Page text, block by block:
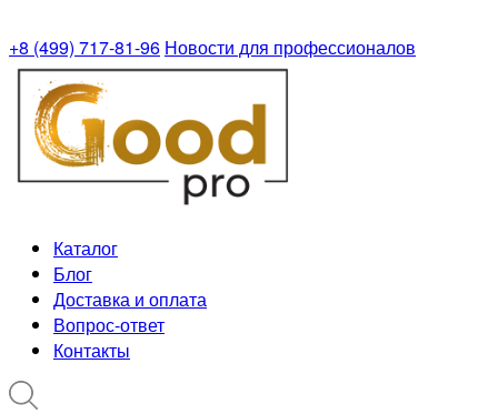
+8 (499) 717-81-96 Новости для профессионалов
Каталог
Блог
Доставка и оплата
Вопрос-ответ
Контакты